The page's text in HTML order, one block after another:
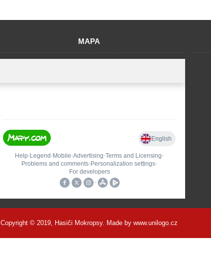
MAPA
Copyright © 2019, Hasiči Mokropsy. Made by www.unilogo.cz